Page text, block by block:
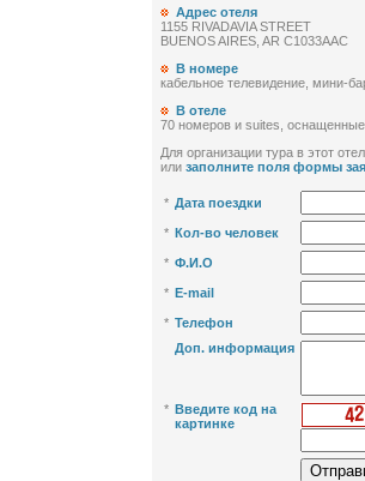
Адрес отеля
1155 RIVADAVIA STREET
BUENOS AIRES, AR C1033AAC
В номере
кабельное телевидение, мини-
В отеле
70 номеров и suites,
Для организации тура в этот
или заполните поля формы
* Дата поездки
* Кол-во человек
* Ф.И.О
* E-mail
* Телефон
Доп. информация
* Введите код на
картинке